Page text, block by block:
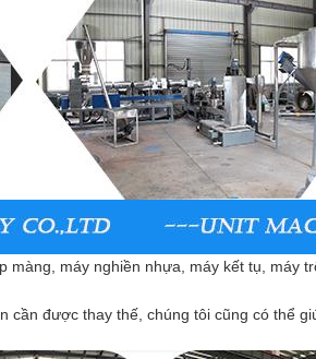
máy nghiền nhựa, máy kết tụ, máy
cần được thay thế, chúng tôi cũng có thể